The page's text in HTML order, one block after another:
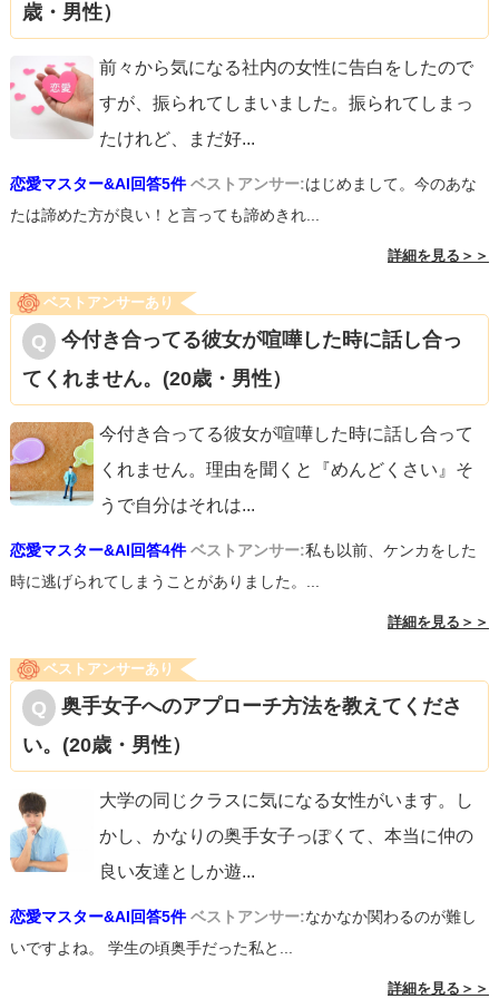
歳・男性）
前々から気になる社内の女性に告白をしたので
すが、振られてしまいました。振られてしまっ
たけれど、まだ好...
恋愛マスター&AI回答5件 ベストアンサー:はじめまして。今のあな
たは諦めた方が良い！と言っても諦めきれ...
詳細を見る＞＞
ベストアンサーあり
今付き合ってる彼女が喧嘩した時に話し合っ
てくれません。(20歳・男性）
今付き合ってる彼女が喧嘩した時に話し合って
くれません。理由を聞くと『めんどくさい』そ
うで自分はそれは...
恋愛マスター&AI回答4件 ベストアンサー:私も以前、ケンカをした
時に逃げられてしまうことがありました。...
詳細を見る＞＞
ベストアンサーあり
奥手女子へのアプローチ方法を教えてくださ
い。(20歳・男性）
大学の同じクラスに気になる女性がいます。し
かし、かなりの奥手女子っぽくて、本当に仲の
良い友達としか遊...
恋愛マスター&AI回答5件 ベストアンサー:なかなか関わるのが難し
いですよね。 学生の頃奥手だった私と...
詳細を見る＞＞